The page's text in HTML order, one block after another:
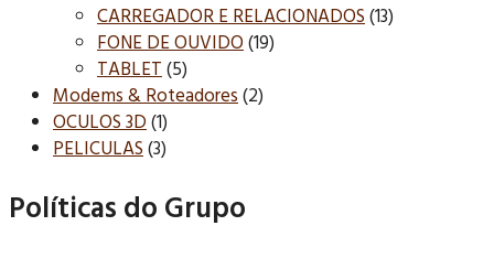
CARREGADOR E RELACIONADOS(13)
FONE DE OUVIDO(19)
TABLET(5)
Modems & Roteadores(2)
OCULOS 3D(1)
PELICULAS(3)
Políticas do Grupo